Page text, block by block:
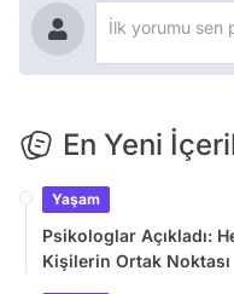
En Yeni
Yaşam
Psikologlar Açıkladı:
Kişilerin Ortak Noktası